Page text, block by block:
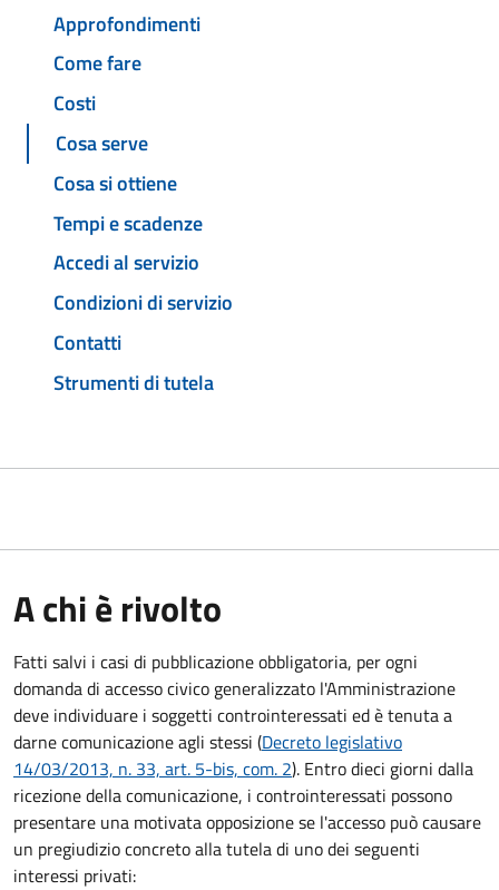
Approfondimenti
Come fare
Costi
Cosa serve
Cosa si ottiene
Tempi e scadenze
Accedi al servizio
Condizioni di servizio
Contatti
Strumenti di tutela
A chi è rivolto
Fatti salvi i casi di pubblicazione obbligatoria, per ogni
domanda di accesso civico generalizzato l'Amministrazione
deve individuare i soggetti controinteressati ed è tenuta a
darne comunicazione agli stessi (Decreto legislativo
14/03/2013, n. 33, art. 5-bis, com. 2). Entro dieci giorni dalla
ricezione della comunicazione, i controinteressati possono
presentare una motivata opposizione se l'accesso può causare
un pregiudizio concreto alla tutela di uno dei seguenti
interessi privati: